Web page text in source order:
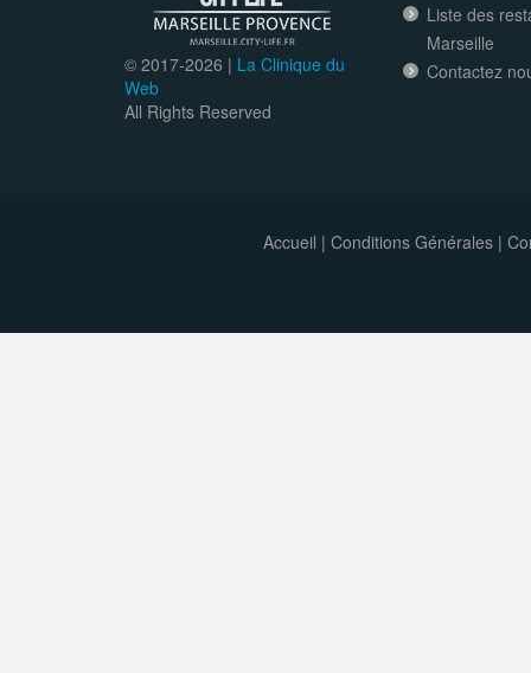
© 2017-2026 | La Clinique du
Web
All Rights Reserved
Liste des
Marseille
Contactez
Accueil | Conditions Générales|